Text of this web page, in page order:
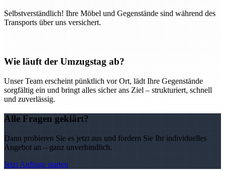
Selbstverständlich! Ihre Möbel und Gegenstände sind während des
Transports über uns versichert.
Wie läuft der Umzugstag ab?
Unser Team erscheint pünktlich vor Ort, lädt Ihre Gegenstände
sorgfältig ein und bringt alles sicher ans Ziel – strukturiert, schnell
und zuverlässig.
Alle Fragen geklärt?
Dann probieren Sie es jetzt aus und fordern Sie Ihr individuelles
Angebot an – ganz unverbindlich.
Jetzt Anfrage starten